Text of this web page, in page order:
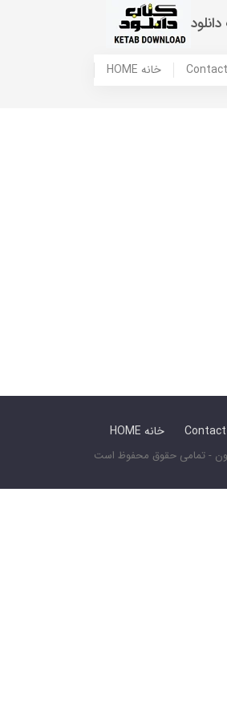
HOME خانه
HOME خانه